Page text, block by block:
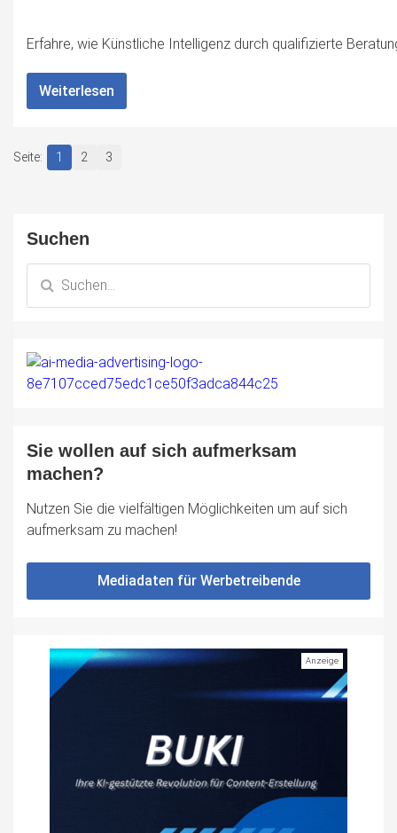
Erfahre, wie Künstliche Intelligenz durch qualifizierte
Weiterlesen
1 2 3
Suchen
Sie wollen auf sich aufmerksam
machen?
Nutzen Sie die vielfältigen Möglichkeiten um auf sich
aufmerksam zu machen!
Mediadaten für Werbetreibende